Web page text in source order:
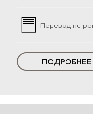
Перевод по
ПОДРОБНЕЕ